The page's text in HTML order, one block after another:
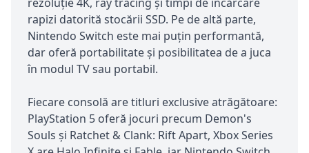
rapizi datorită stocării SSD. Pe de altă parte,
Nintendo Switch este mai puțin performantă,
dar oferă portabilitate și posibilitatea de a juca
în modul TV sau portabil.
Fiecare consolă are titluri exclusive atrăgătoare:
PlayStation 5 oferă jocuri precum Demon's
Souls și Ratchet & Clank: Rift Apart, Xbox Series